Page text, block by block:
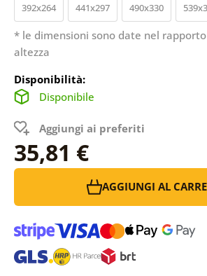
392x264 441x297 490x330
* le dimensioni sono date nel
altezza
Disponibilità:
Disponibile
Aggiungi ai preferiti
35,81 €
AGGIUNGI AL